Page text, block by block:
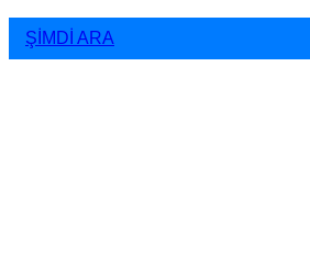
ŞİMDİ ARA